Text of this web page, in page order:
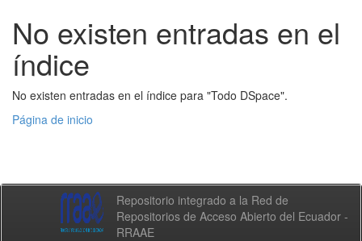
No existen entradas en el
índice
No existen entradas en el índice para "Todo DSpace".
Página de inicio
Repositorio integrado a la Red de
Repositorios de Acceso Abierto del Ecuador -
RRAAE